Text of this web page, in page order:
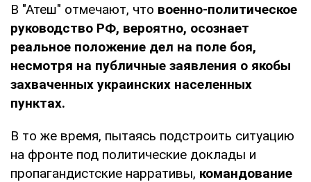
В "Атеш" отмечают, что военно-политическое
руководство РФ, вероятно, осознает
реальное положение дел на поле боя,
несмотря на публичные заявления о якобы
захваченных украинских населенных
пунктах.
В то же время, пытаясь подстроить ситуацию
на фронте под политические доклады и
пропагандистские нарративы, командование